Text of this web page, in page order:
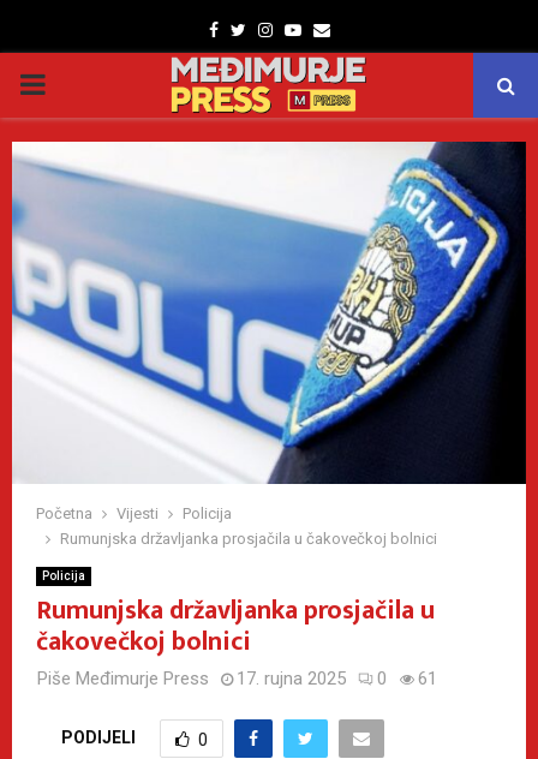
Facebook
TwitterInstagram
Youtube
Email
PRIMARY
MENU
Početna Vijesti
Policija
Rumunjska državljanka prosjačila u čakovečkoj bolnici
Policija
Rumunjska državljanka prosjačila u
čakovečkoj bolnici
Piše Međimurje Press 17. rujna 2025 0 61
PODIJELI 0